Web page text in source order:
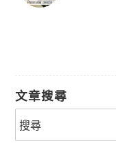
文章搜尋